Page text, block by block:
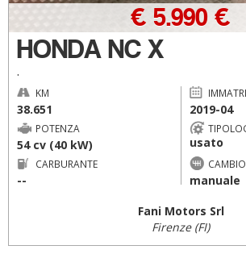
HONDA NC X
.
€ 5.990 €
KM
38.651 2019-04
POTENZA
54 cv (40 kW) usato
CARBURANTE
--
CAMBIO
manuale
Fani Motors Srl
Firenze (FI)